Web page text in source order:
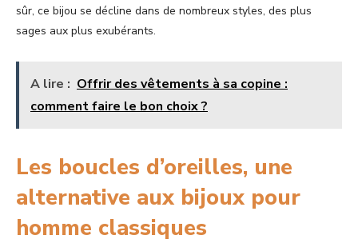
sûr, ce bijou se décline dans de nombreux styles, des plus
sages aux plus exubérants.
A lire : Offrir des vêtements à sa copine :
comment faire le bon choix ?
Les boucles d’oreilles, une
alternative aux bijoux pour
homme classiques